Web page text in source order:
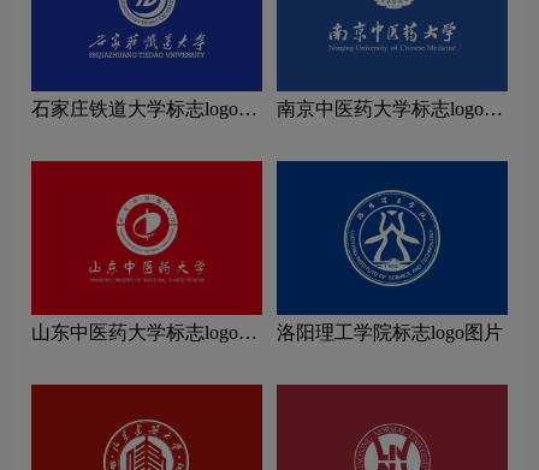
石家庄铁道大学标志logo图
南京中医药大学标志logo图
山东中医药大学标志logo图
洛阳理工学院标志logo图片